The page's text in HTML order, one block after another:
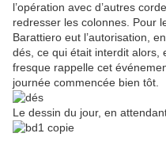
l’opération avec d’autres
redresser les colonnes. Pour
Barattiero eut l’autorisation,
dés, ce qui était interdit alors,
fresque rappelle cet
journée commencée bien tôt.
Le dessin du jour, en